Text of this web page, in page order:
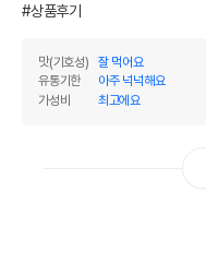
#상품후기
맛(기호성)
잘 먹어요
유통기한
아주 넉넉해요
가성비
최고에요